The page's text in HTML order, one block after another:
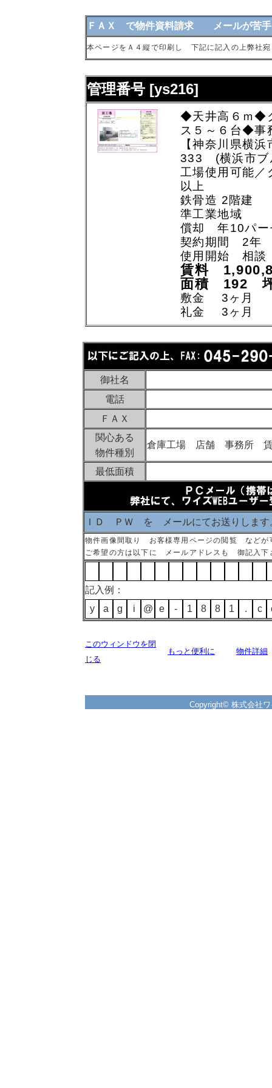
ＦＡＸ で物件資料請求 メールが苦手
本ページをＡ４縦で印刷し 下記に記入の上弊
管理番号 [ys216]
◆天井高６ｍ◆
ス５～６台◆事
【神奈川県横
333 (横浜市ブ
工場使用可能／
以上
鉄骨造 2階建
準工業地域
償却 年10パー
契約期間 2年
使用開始 相談
賃料
面積 192
敷金 3ヶ月
礼金 3ヶ月
御社名
電話
ＦＡＸ
関心ある
物件種別
倉庫工場 店舗 事務所
最低面積
ＩＤ ＰＷ を メールにてお送りします
物件画像間取り お客様専用ページの閲覧 などが
ご希望の方は以下に メールアドレスも 御記入下
記入例：
y
a g i @ e - 1 8 8 1 . c
このウィンドウを閉
じる
もっと便利に 物件詳細
Copyright© 株式会社